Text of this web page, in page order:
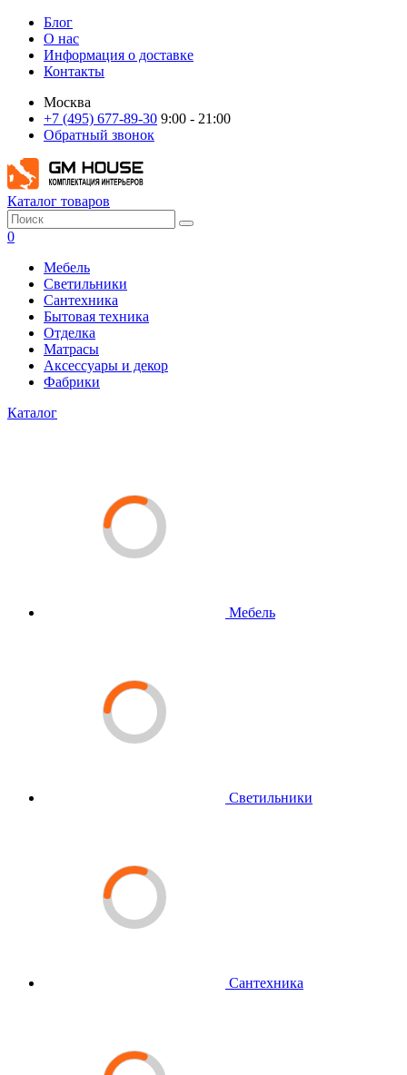
Блог
О нас
Информация о доставке
Контакты
Москва
+7 (495) 677-89-30 9:00 - 21:00
Обратный звонок
Каталог товаров
0
Мебель
Светильники
Сантехника
Бытовая техника
Отделка
Матрасы
Аксессуары и декор
Фабрики
Каталог
Мебель
Светильники
Сантехника